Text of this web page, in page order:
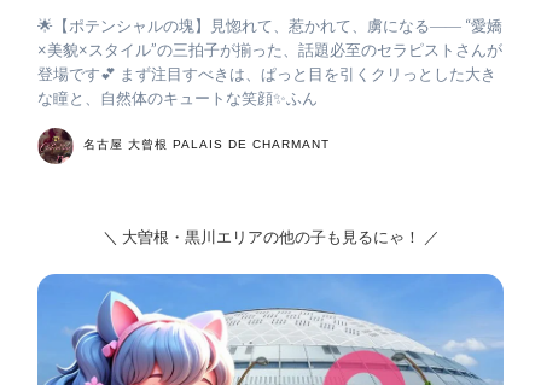
🌟【ポテンシャルの塊】見惚れて、惹かれて、虜になる―― “愛嬌
×美貌×スタイル”の三拍子が揃った、話題必至のセラピストさんが
登場です💕 まず注目すべきは、ぱっと目を引くクリっとした大き
な瞳と、自然体のキュートな笑顔✨ふん
名古屋 大曾根 PALAIS DE CHARMANT
＼ 大曽根・黒川エリアの他の子も見るにゃ！ ／